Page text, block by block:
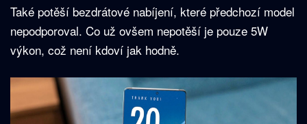
Také potěší bezdrátové nabíjení, které předchozí model
nepodporoval. Co už ovšem nepotěší je pouze 5W
výkon, což není kdoví jak hodně.